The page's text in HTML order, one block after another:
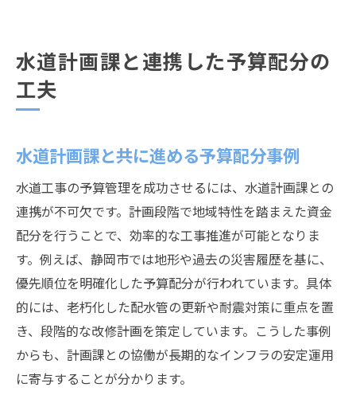
水道計画課と連携した予算配分の
工夫
水道計画課と共に進める予算配分事例
水道工事の予算管理を成功させるには、水道計画課との
連携が不可欠です。計画段階で地域特性を踏まえた資金
配分を行うことで、効率的な工事推進が可能となりま
す。例えば、静岡市では地形や過去の災害履歴を基に、
優先順位を明確化した予算配分が行われています。具体
的には、老朽化した配水管の更新や耐震対策に重点を置
き、段階的な改修計画を策定しています。こうした事例
からも、計画課との協働が長期的なインフラの安定運用
に寄与することが分かります。